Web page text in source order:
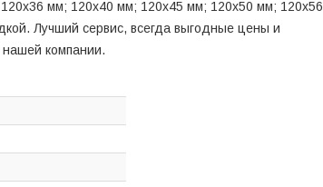
мм; 120х40 мм; 120х45 мм; 120х50 мм; 120х56
Лучший сервис, всегда выгодные цены и
компании.